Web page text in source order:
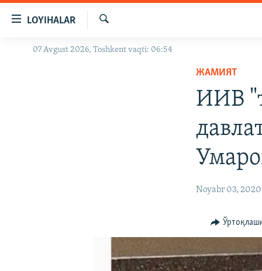
Бош
LOYIHALAR
OZODLIK SURISHTIRUVLARI
Излаш
07 Avgust 2026, Toshkent vaqti: 06:54
ЖАМИЯТ
ИИВ
Noyabr 03, 2020